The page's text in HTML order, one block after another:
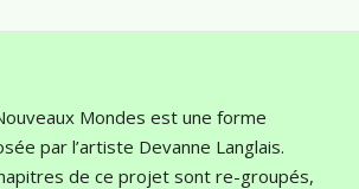
Mondes est une forme
par l’artiste Devanne Langlais.
de ce projet sont re-groupés,